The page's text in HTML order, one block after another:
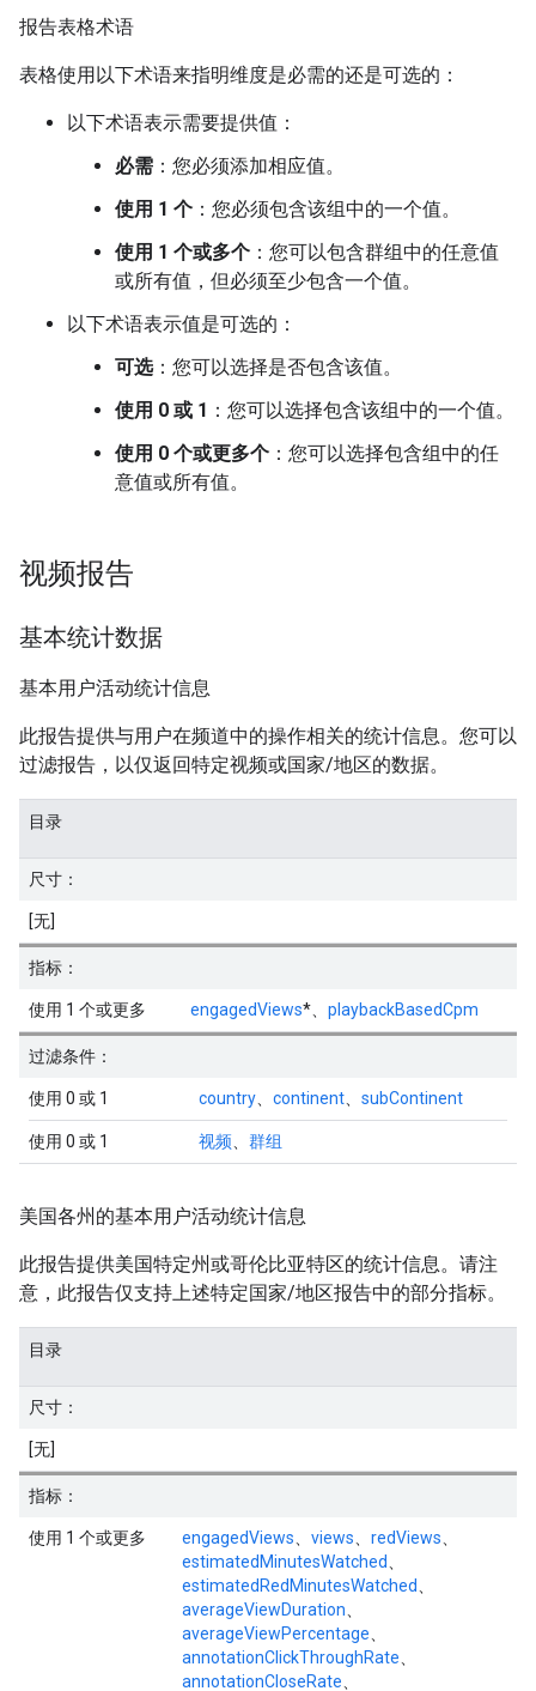
报告表格术语
表格使用以下术语来指明维度是必需的还是可选的：
以下术语表示需要提供值：
必需 ：您必须添加相应值。
使用 1 个 ：您必须包含该组中的一个值。
使用 1 个或多个 ：您可以包含群组中的任意值
或所有值，但必须至少包含一个值。
以下术语表示值是可选的：
可选：您可以选择是否包含该值。
使用 0 或 1 ：您可以选择包含该组中的一个值。
使用 0 个或更多个 ：您可以选择包含组中的任
意值或所有值。
视频报告
基本统计数据
基本用户活动统计信息
此报告提供与用户在频道中的操作相关的统计信息。您可以
过滤报告，以仅返回特定视频或国家/地区的数据。
目录
尺寸：
[无]
指标：
使用 1 个或更多 engagedViews*、 playbackBasedCpm
过滤条件：
使用 0 或 1 country continent subContinent
使用 0 或 1 视频 群组
美国各州的基本用户活动统计信息
此报告提供美国特定州或哥伦比亚特区的统计信息。请注
意，此报告仅支持上述特定国家/地区报告中的部分指标。
目录
尺寸：
[无]
指标：
使用 1 个或更多 engagedViews views redViews
estimatedMinutesWatched
estimatedRedMinutesWatched
averageViewDuration
averageViewPercentage
annotationClickThroughRate
annotationCloseRate